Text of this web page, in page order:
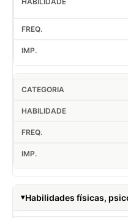
Habilidades físicas,